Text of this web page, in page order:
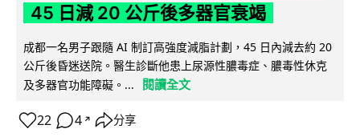
45 日減 20 公斤後多器官衰竭
成都一名男子跟隨 AI 制訂高強度減脂計劃，45 日內減去約 20
公斤後昏迷送院。醫生診斷他患上尿源性膿毒症、膿毒性休克
及多器官功能障礙。...
閱讀全文
22 4 ↗ 分享